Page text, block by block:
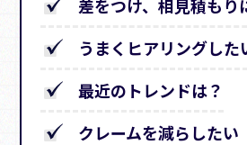
差をつけ、相見積もり
うまくヒアリングした
最近のトレンドは？
クレームを減らしたい